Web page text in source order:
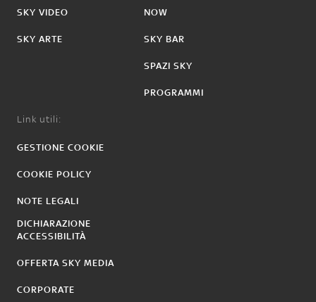
SKY VIDEO
SKY ARTE
NOW
SKY BAR
SPAZI SKY
PROGRAMMI
Link utili:
GESTIONE COOKIE
COOKIE POLICY
NOTE LEGALI
DICHIARAZIONE
ACCESSIBILITÀ
OFFERTA SKY MEDIA
CORPORATE